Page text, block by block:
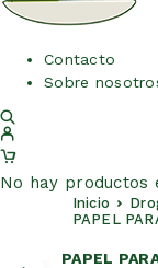
Contacto
Sobre
No hay productos
Inicio
PAPEL
PAPEL